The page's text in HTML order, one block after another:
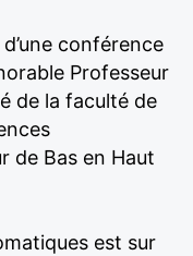
d’une conférence
Professeur
de la faculté de
de Bas en Haut
est sur